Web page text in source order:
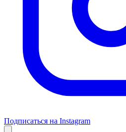
Подписаться на Instagram